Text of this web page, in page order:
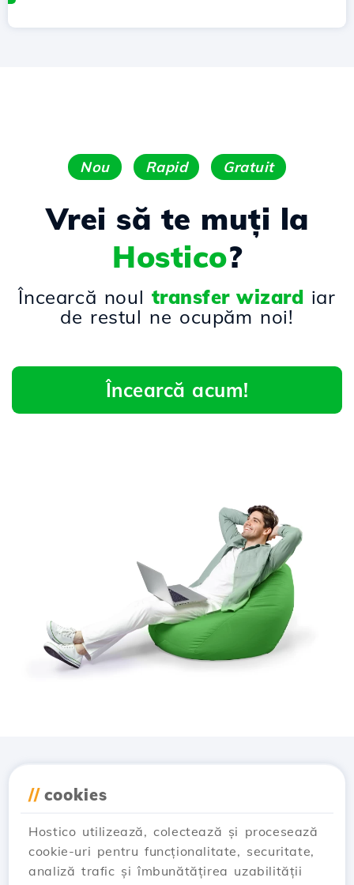
Nou Rapid Gratuit
Vrei să te muți la
Hostico?
Încearcă noul transfer wizard iar
de restul ne ocupăm noi!
Încearcă acum!
// cookies
Hostico utilizează, colectează și procesează
cookie-uri pentru funcționalitate, securitate,
analiză trafic și îmbunătățirea uzabilității